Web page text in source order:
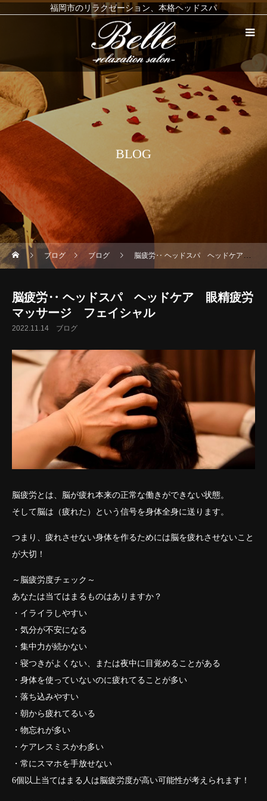
福岡市のリラクゼーション、本格ヘッドスパ
BLOG
ブログ ブログ 脳疲労‥ ヘッドスパ ヘッドケア 眼精疲労マッサージ フェイシャル
脳疲労‥ ヘッドスパ ヘッドケア 眼精疲労
マッサージ フェイシャル
2022.11.14 ブログ
脳疲労とは、脳が疲れ本来の正常な働きができない状態。
そして脳は（疲れた）という信号を身体全身に送ります。
つまり、疲れさせない身体を作るためには脳を疲れさせないこと
が大切！
～脳疲労度チェック～
あなたは当てはまるものはありますか？
・イライラしやすい
・気分が不安になる
・集中力が続かない
・寝つきがよくない、または夜中に目覚めることがある
・身体を使っていないのに疲れてることが多い
・落ち込みやすい
・朝から疲れてるいる
・物忘れが多い
・ケアレスミスかわ多い
・常にスマホを手放せない
6個以上当てはまる人は脳疲労度が高い可能性が考えられます！